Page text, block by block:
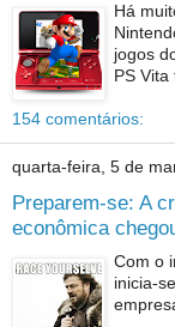
Há
jogos
PS Vita
154 comentários:
quarta-feira, 5 de
Preparem-se: A
econômica
Com o
inicia-